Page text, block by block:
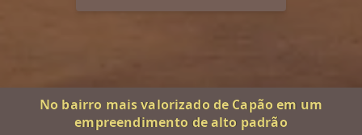
No bairro mais valorizado de Capão em um
empreendimento de alto padrão